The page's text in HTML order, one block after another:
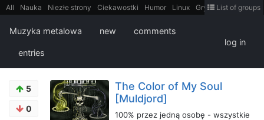
All Nauka Niezłe strony Ciekawostki Humor Linux Gry
Teh
Bezpieczeństwo
Książki Sugestie FotoHistoria
FilmyDokumentalne
Cytaty
List of groups
Muzyka metalowa new comments
entries
log in
5
0
The Color of My Soul
[Muldjord]
100% przez jedną osobę - wszystkie